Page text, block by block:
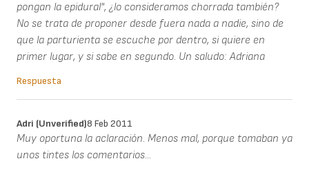
pongan la epidural", ¿lo consideramos chorrada también?
No se trata de proponer desde fuera nada a nadie, sino de
que la parturienta se escuche por dentro, si quiere en
primer lugar, y si sabe en segundo. Un saludo: Adriana
Respuesta
Adri (unverified)8 Feb 2011
Muy oportuna la aclaración. Menos mal, porque tomaban ya
unos tintes los comentarios...